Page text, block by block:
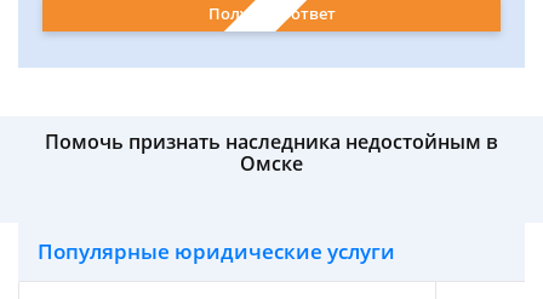
Получить ответ
Помочь признать наследника недостойным в
Омске
Популярные юридические услуги